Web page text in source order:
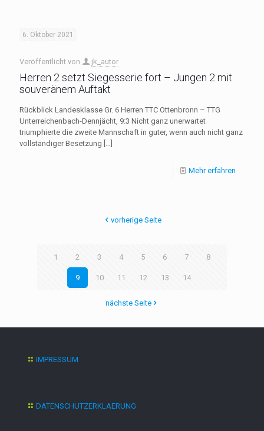
6. Oktober 2021
Veröffentlicht von jk_autor
Herren 2 setzt Siegesserie fort – Jungen 2 mit
souveränem Auftakt
Rückblick Landesklasse Gr. 6 Herren TTC Ottenbronn – TTG
Unterreichenbach-Dennjächt, 9:3 Nicht ganz unerwartet
triumphierte die zweite Mannschaft in guter, wenn auch nicht ganz
vollständiger Besetzung […]
Mehr erfahren
vorherige Seite
1 2 3 4 5 6 7 8
9 10 11 12 13 14
nächste Seite
IMPRESSUM
DATENSCHUTZERKLAERUNG